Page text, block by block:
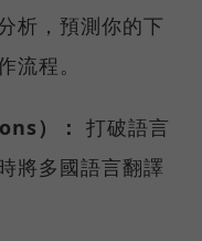
析，預測你的下
流程。
）： 打破語言
將多國語言翻譯